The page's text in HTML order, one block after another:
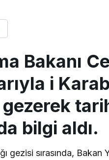
Bakanı
i
bilgi aldı.
gezisi sırasında, Bakan